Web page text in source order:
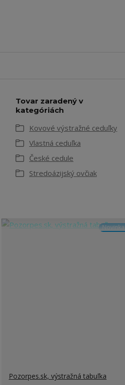
Tovar zaradený v
kategóriách
Kovové výstražné ceduľky
Vlastná ceduľka
České cedule
Stredoázijský ovčiak
Novinka
Pozorpes.sk, výstražná tabuľka